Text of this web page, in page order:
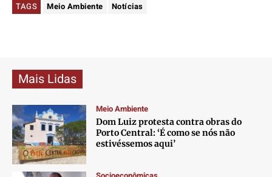
TAGS Meio Ambiente Notícias
Mais Lidas
Meio Ambiente
Dom Luiz protesta contra obras do
Porto Central: ‘É como se nós não
estivéssemos aqui’